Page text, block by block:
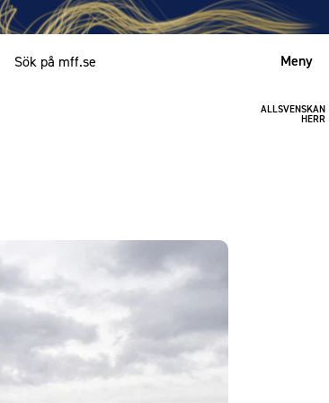
Meny
ALLSVENSKAN
HERR